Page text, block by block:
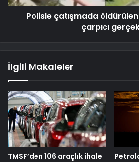
Polisle çatışmada
çarpıcı gerçek
İlgili Makaleler
TMSF’den 106 araçlık ihale